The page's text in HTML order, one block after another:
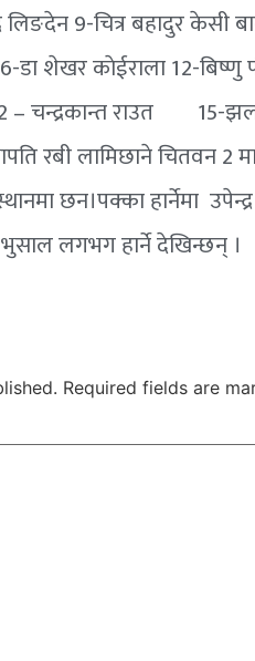
लिङदेन 9-चित्र बहादुर
शेखर काेईराला 12-बिष्णु
2 – चन्द्रकान्त
रबी लामिछाने चितवन
छन।पक्का हार्नेमा
भुसाल लगभग हार्ने देखिन्छन्
Required fields are